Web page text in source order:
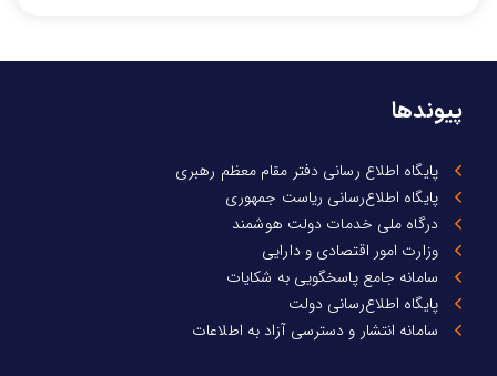
پیوندها
پایگاه اطلاع رسانی دفتر مقام معظم رهبری
پایگاه اطلاع‌رسانی ریاست جمهوری
درگاه ملی خدمات دولت هوشمند
وزارت امور اقتصادی و دارایی
سامانه جامع پاسخگویی به شکایات
پایگاه اطلاع‌رسانی دولت
سامانه انتشار و دسترسی آزاد به اطلاعات